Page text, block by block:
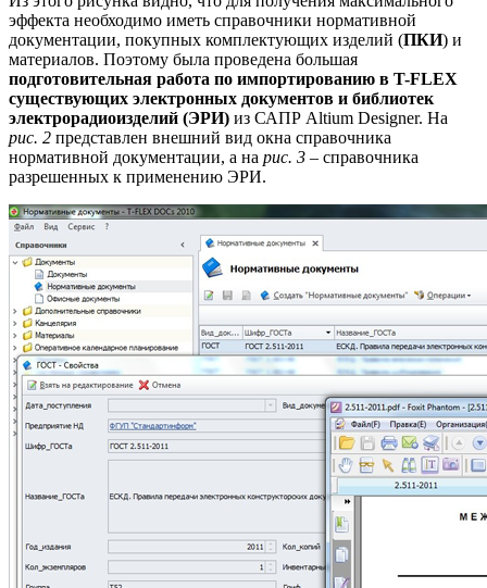
эффекта необходимо иметь справочники нормативной
документации, покупных комплектующих изделий (ПКИ) и
материалов. Поэтому была проведена большая
подготовительная работа по импортированию в T-FLEX
существующих электронных документов и библиотек
электрорадиоизделий (ЭРИ) из САПР Altium Designer. На
рис. 2 представлен внешний вид окна справочника
нормативной документации, а на рис. 3 – справочника
разрешенных к применению ЭРИ.